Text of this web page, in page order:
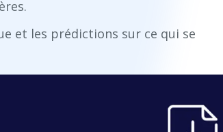
et les prédictions sur ce qui se